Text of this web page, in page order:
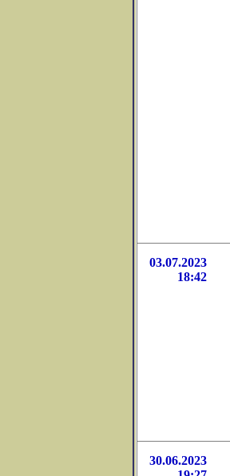
03.07.2023
18:42
30.06.2023